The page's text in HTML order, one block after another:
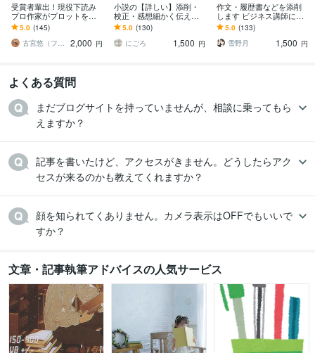
受賞者輩出！現役下読み
プロ作家がプロットを読
みます 新人賞で結果を出
すには企画力が命！プロ
が実践的にアドバイス
5.0 (145)
古宮悠（フルミヤユウ）
2,000 円
小説の【詳しい】添削・
校正・感想細かく伝えま
す 【長編OK】誤字、時系
列矛盾、不足表現、読み
手の誤認、推敲等
5.0 (130)
にごろ
1,500 円
作文・履歴書などを添削
します ビジネス講師によ
る作文、履歴書の文面な
どの添削です。
5.0 (133)
雪野月
1,500 円
よくある質問
まだブログサイトを持っていませんが、相談に乗ってもら
えますか？
記事を書いたけど、アクセスがきません。どうしたらアク
セスが来るのかも教えてくれますか？
顔を知られてくありません。カメラ表示はOFFでもいいで
すか？
文章・記事執筆アドバイスの人気サービス